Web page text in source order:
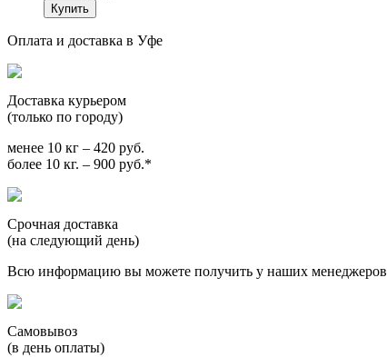
Оплата и доставка в Уфе
Доставка курьером
(только по городу)
менее 10 кг – 420 руб.
более 10 кг. – 900 руб.*
Срочная доставка
(на следующий день)
Всю информацию вы можете получить у наших менеджеров
Самовывоз
(в день оплаты)